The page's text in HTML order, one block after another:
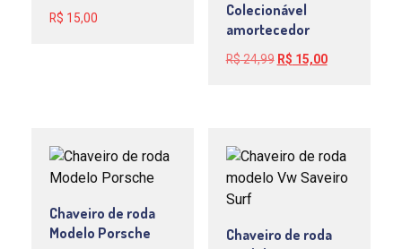
R$ 15,00
Colecionável
amortecedor
R$24,99 OR$ 15,00O
Chaveiro de roda
Modelo Porsche
Chaveiro de roda